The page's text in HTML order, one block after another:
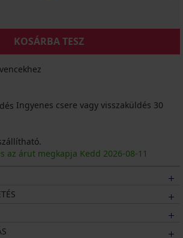
KOSÁRBA TESZ
Ingyenes csere vagy visszaküldés 30
az árut megkapja Kedd 2026-08-11